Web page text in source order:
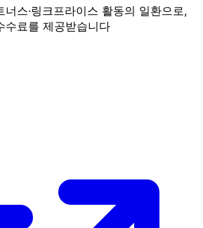
스·링크프라이스 활동의 일환으로,
수료를 제공받습니다